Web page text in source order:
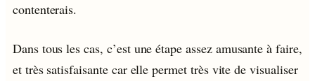
contenterais.
Dans tous les cas, c’est une étape assez amusante à faire,
et très satisfaisante car elle permet très vite de visualiser